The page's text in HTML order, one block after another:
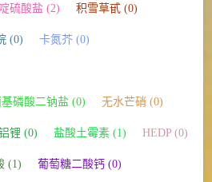
硫酸盐 (2) 积雪草甙 (0)
(0) 卡氮芥 (0)
磷酸二钠盐 (0) 无水芒硝 (0)
锂 (0) 盐酸土霉素 (1) HEDP (0)
(1) 葡萄糖二酸钙 (0)